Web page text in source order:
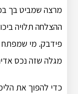
מרצה שמביט בך
ההצלחה תלויה
פידבק. מי
מגלה שזה נכס
כדי להפוך את